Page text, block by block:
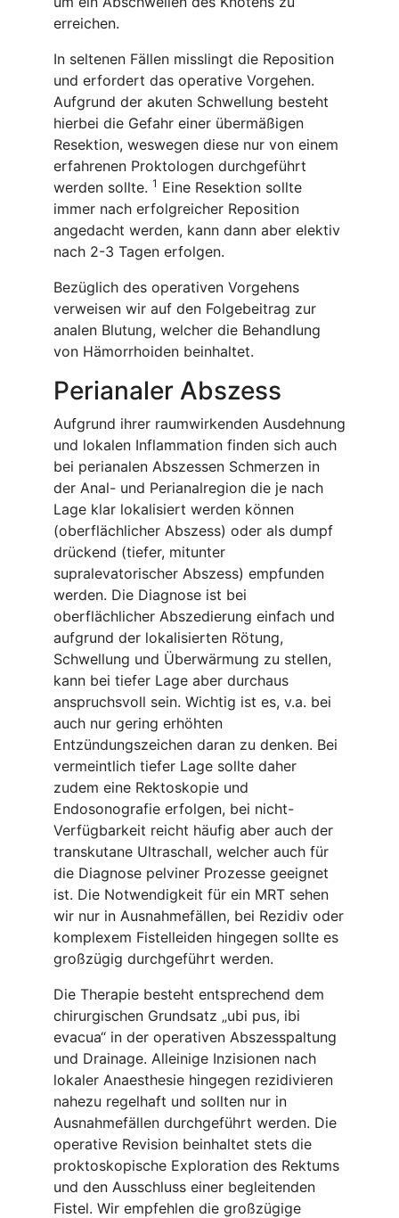
erreichen.
In seltenen Fällen misslingt die Reposition
und erfordert das operative Vorgehen.
Aufgrund der akuten Schwellung besteht
hierbei die Gefahr einer übermäßigen
Resektion, weswegen diese nur von einem
erfahrenen Proktologen durchgeführt
werden sollte. 1 Eine Resektion sollte
immer nach erfolgreicher Reposition
angedacht werden, kann dann aber elektiv
nach 2-3 Tagen erfolgen.
Bezüglich des operativen Vorgehens
verweisen wir auf den Folgebeitrag zur
analen Blutung, welcher die Behandlung
von Hämorrhoiden beinhaltet.
Perianaler Abszess
Aufgrund ihrer raumwirkenden Ausdehnung
und lokalen Inflammation finden sich auch
bei perianalen Abszessen Schmerzen in
der Anal- und Perianalregion die je nach
Lage klar lokalisiert werden können
(oberflächlicher Abszess) oder als dumpf
drückend (tiefer, mitunter
supralevatorischer Abszess) empfunden
werden. Die Diagnose ist bei
oberflächlicher Abszedierung einfach und
aufgrund der lokalisierten Rötung,
Schwellung und Überwärmung zu stellen,
kann bei tiefer Lage aber durchaus
anspruchsvoll sein. Wichtig ist es, v.a. bei
auch nur gering erhöhten
Entzündungszeichen daran zu denken. Bei
vermeintlich tiefer Lage sollte daher
zudem eine Rektoskopie und
Endosonografie erfolgen, bei nicht-
Verfügbarkeit reicht häufig aber auch der
transkutane Ultraschall, welcher auch für
die Diagnose pelviner Prozesse geeignet
ist. Die Notwendigkeit für ein MRT sehen
wir nur in Ausnahmefällen, bei Rezidiv oder
komplexem Fistelleiden hingegen sollte es
großzügig durchgeführt werden.
Die Therapie besteht entsprechend dem
chirurgischen Grundsatz „ubi pus, ibi
evacua“ in der operativen Abszesspaltung
und Drainage. Alleinige Inzisionen nach
lokaler Anaesthesie hingegen rezidivieren
nahezu regelhaft und sollten nur in
Ausnahmefällen durchgeführt werden. Die
operative Revision beinhaltet stets die
proktoskopische Exploration des Rektums
und den Ausschluss einer begleitenden
Fistel. Wir empfehlen die großzügige